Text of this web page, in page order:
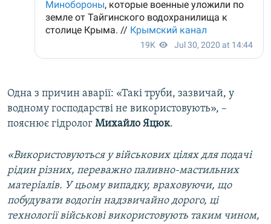
Одна з причин аварії: «Такі труби, зазвичай, у
водному господарстві не використовують», –
пояснює гідролог Михайло Яцюк.
«Використовуються у військових цілях для подачі
рідин різних, переважно паливно-мастильних
матеріалів. У цьому випадку, враховуючи, що
побудувати водогін надзвичайно дорого, ці
технології військові використовують таким чином,